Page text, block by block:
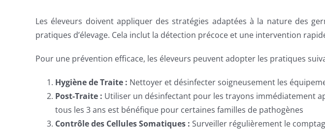
Les éleveurs doivent appliquer des stratégies adaptées à la nature des
pratiques d’élevage. Cela inclut la détection précoce et une intervention
Pour une prévention efficace, les éleveurs peuvent adopter les pratiques
Hygiène de Traite : Nettoyer et désinfecter soigneusement les
Post-Traite : Utiliser un désinfectant pour les trayons immédiatement
tous les 3 ans est bénéfique pour certaines familles de pathogènes
Contrôle des Cellules Somatiques : Surveiller régulièrement le